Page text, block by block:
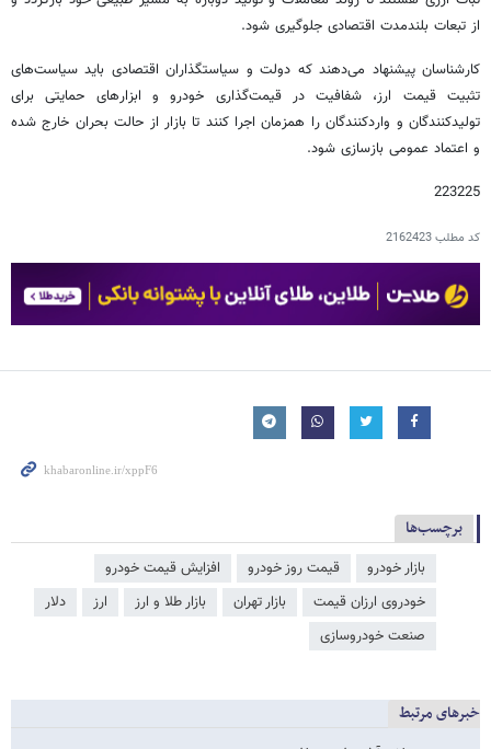
از تبعات بلندمدت اقتصادی جلوگیری شود.
کارشناسان پیشنهاد می‌دهند که دولت و سیاستگذاران اقتصادی باید سیاست‌های
تثبیت قیمت ارز، شفافیت در قیمت‌گذاری خودرو و ابزارهای حمایتی برای
تولیدکنندگان و واردکنندگان را همزمان اجرا کنند تا بازار از حالت بحران خارج شده
و اعتماد عمومی بازسازی شود.
223225
کد مطلب2162423
برچسب‌ها
بازار خودرو قیمت روز خودرو
افزایش قیمت خودرو
خودروی ارزان قیمت
بازار تهران بازار طلا و ارز ارز
دلار
صنعت خودروسازی
خبرهای مرتبط